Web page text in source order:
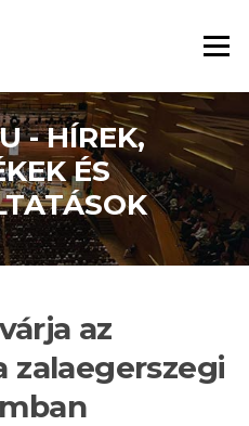
Menü
- HÍREK,
ÉS
az
zalaegerszegi